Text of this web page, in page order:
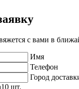
с вами в
Имя
Телефон
Город
10 шт.